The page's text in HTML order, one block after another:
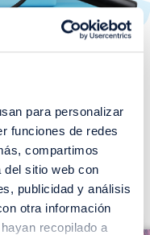
para personalizar
funciones de redes
compartimos
del sitio web con
publicidad y análisis
otra información
recopilado a